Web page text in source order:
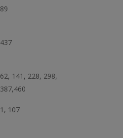
89
437
62, 141, 228, 298,
387,460
1, 107